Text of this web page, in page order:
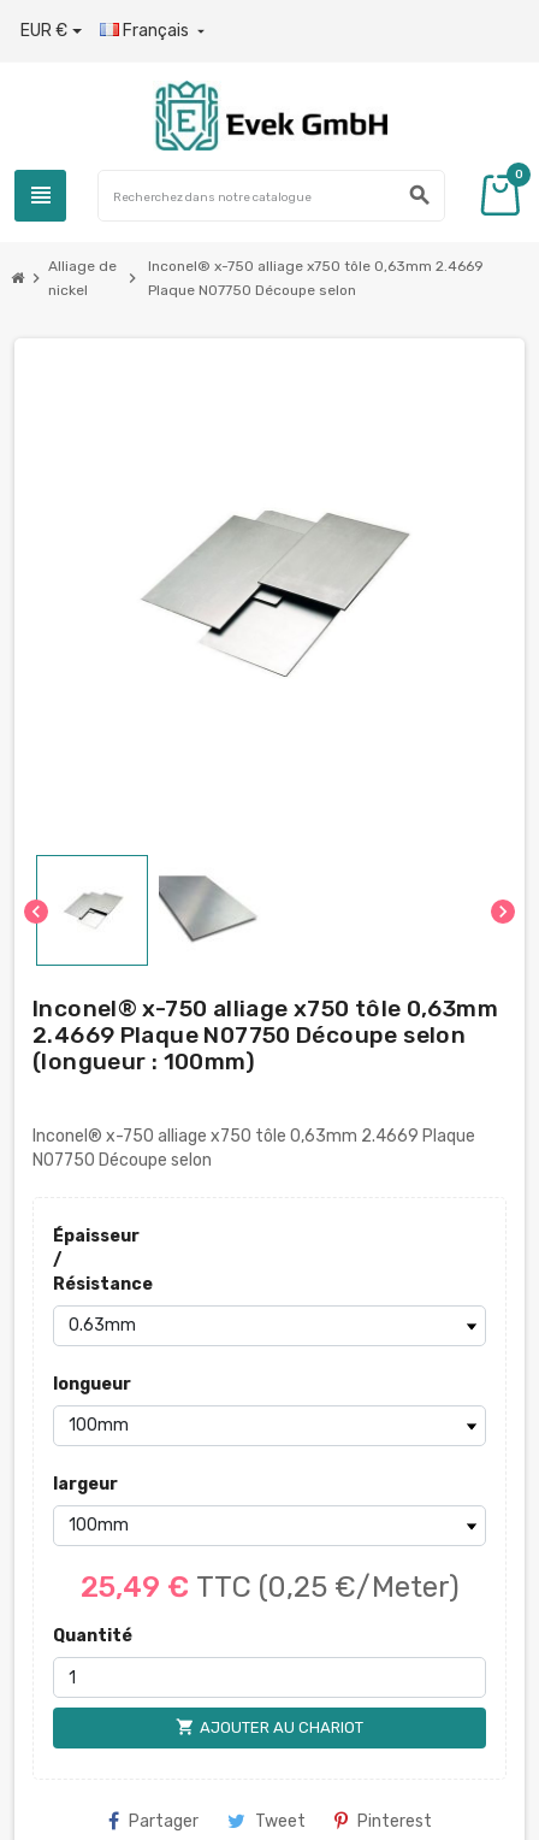
EUR € Français 
view_headline search
0
chevron_right
Alliage de
nickel
chevron_right
Inconel® x-750 alliage x750 tôle 0,63mm 2.4669
Plaque N07750 Découpe selon
chevron_left chevron_right
Inconel® x-750 alliage x750 tôle 0,63mm
2.4669 Plaque N07750 Découpe selon
(longueur : 100mm)
Inconel® x-750 alliage x750 tôle 0,63mm 2.4669 Plaque
N07750 Découpe selon
Épaisseur
/
Résistance
longueur
largeur
25,49 € TTC (0,25 €/Meter)
Quantité
shopping_cart AJOUTER AU CHARIOT
Partager Tweet Pinterest